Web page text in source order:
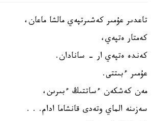
تاعدىر عۇمىر كەشىرتپەي مالشا ماعان،
كەمتار ەتپەي،
كەندە ەتپەي ار - سانادان.
عۇمىر ءبىتتى.
مەن كەشكەن ءساتتىڭ ءبىرىن،
سەزىنە الماي وتەدى قانشاما ادام. . .